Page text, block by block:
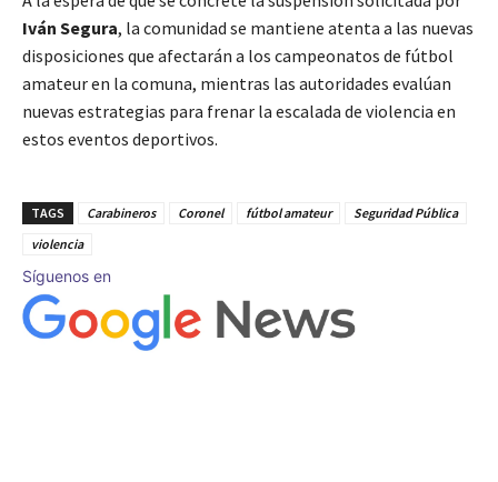
Iván Segura, la comunidad se mantiene atenta a las nuevas
disposiciones que afectarán a los campeonatos de fútbol
amateur en la comuna, mientras las autoridades evalúan
nuevas estrategias para frenar la escalada de violencia en
estos eventos deportivos.
TAGS Carabineros Coronel fútbol amateur
Seguridad Pública
violencia
Síguenos en